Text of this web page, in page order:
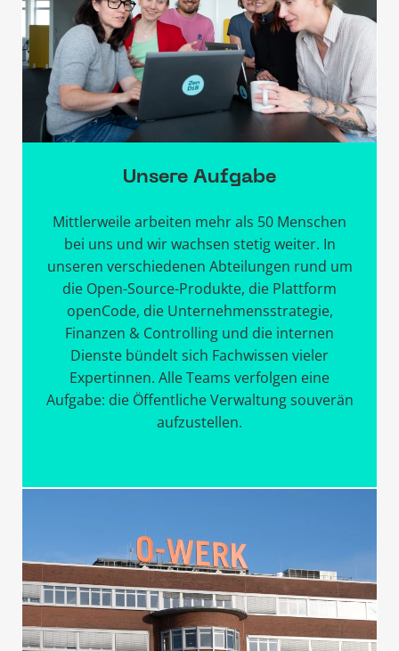
Unsere Aufgabe
Mittlerweile arbeiten mehr als 50 Menschen
bei uns und wir wachsen stetig weiter. In
unseren verschiedenen Abteilungen rund um
die Open-Source-Produkte, die Plattform
openCode, die Unternehmensstrategie,
Finanzen & Controlling und die internen
Dienste bündelt sich Fachwissen vieler
Expertinnen. Alle Teams verfolgen eine
Aufgabe: die Öffentliche Verwaltung souverän
aufzustellen.